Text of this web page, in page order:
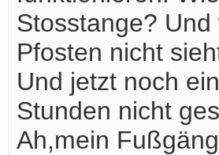
Stosstange?
Pfosten nicht
Und jetzt noch
Stunden nicht
Ah,mein